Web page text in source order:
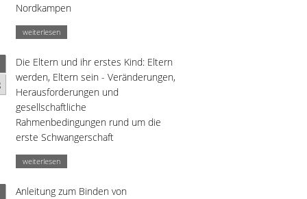
Nordkampen
weiterlesen
Die Eltern und ihr erstes Kind: Eltern
werden, Eltern sein - Veränderungen,
Herausforderungen und
gesellschaftliche
Rahmenbedingungen rund um die
erste Schwangerschaft
weiterlesen
Anleitung zum Binden von